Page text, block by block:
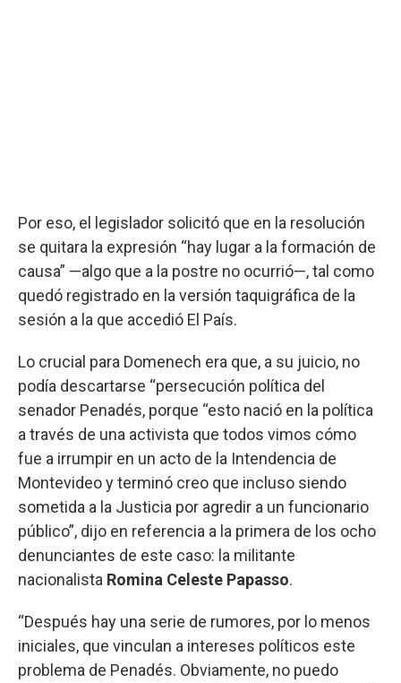
Por eso, el legislador solicitó que en la resolución
se quitara la expresión “hay lugar a la formación de
causa” —algo que a la postre no ocurrió—, tal como
quedó registrado en la versión taquigráfica de la
sesión a la que accedió El País.
Lo crucial para Domenech era que, a su juicio, no
podía descartarse “persecución política del
senador Penadés, porque “esto nació en la política
a través de una activista que todos vimos cómo
fue a irrumpir en un acto de la Intendencia de
Montevideo y terminó creo que incluso siendo
sometida a la Justicia por agredir a un funcionario
público”, dijo en referencia a la primera de los ocho
denunciantes de este caso: la militante
nacionalista Romina Celeste Papasso.
“Después hay una serie de rumores, por lo menos
iniciales, que vinculan a intereses políticos este
problema de Penadés. Obviamente, no puedo